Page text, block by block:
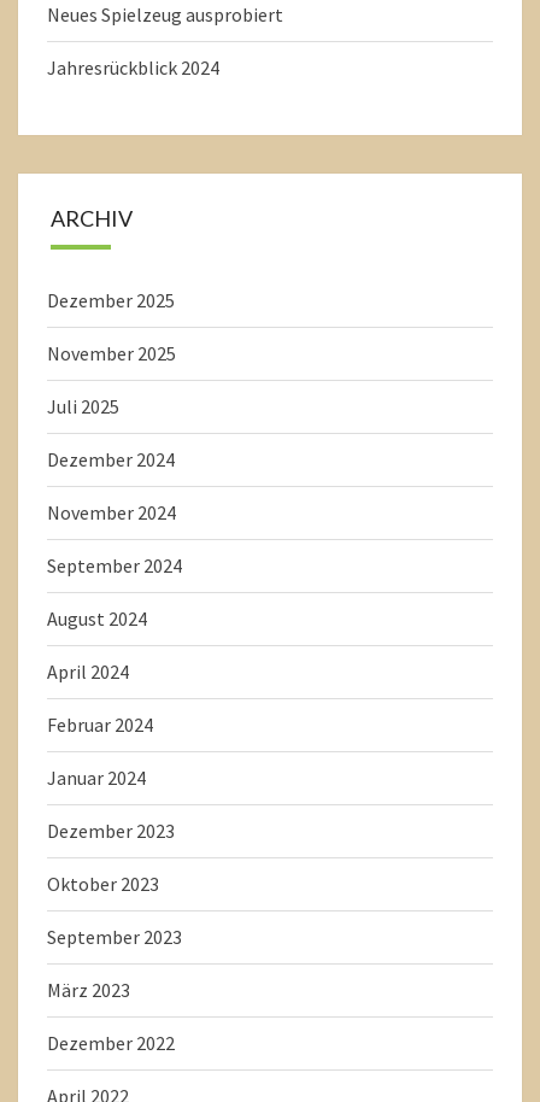
Neues Spielzeug ausprobiert
Jahresrückblick 2024
ARCHIV
Dezember 2025
November 2025
Juli 2025
Dezember 2024
November 2024
September 2024
August 2024
April 2024
Februar 2024
Januar 2024
Dezember 2023
Oktober 2023
September 2023
März 2023
Dezember 2022
April 2022